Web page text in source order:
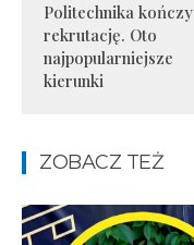
Politechnika kończy
rekrutację. Oto
najpopularniejsze
kierunki
ZOBACZ TEŻ